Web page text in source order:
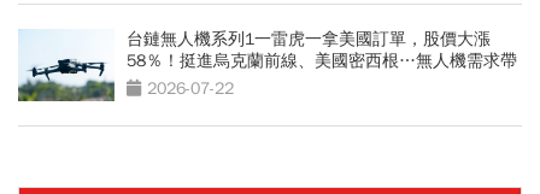
台鏈無人機系列1一雷虎一拿美國訂單，股價大漲
58％！挺進烏克蘭前線、美國密西根…無人機需求帶
動供應鏈崛起
2026-07-22